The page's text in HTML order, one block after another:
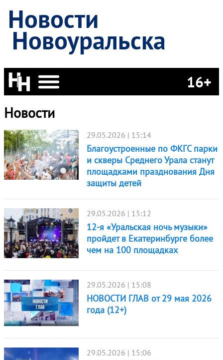
Новости
Новоуральска
16+
Новости
29.05.2026 | 15:14
Благоустроенные по ФКГС парки
и скверы Среднего Урала станут
площадками празднования Дня
защиты детей
29.05.2026 | 15:12
12-я «Уральская ночь музыки»
пройдет в Екатеринбурге более
чем на 100 площадках
29.05.2026 | 15:08
НОВОСТИ ГЛАВ от 29 мая 2026
года (12+)
29.05.2026 | 15:06